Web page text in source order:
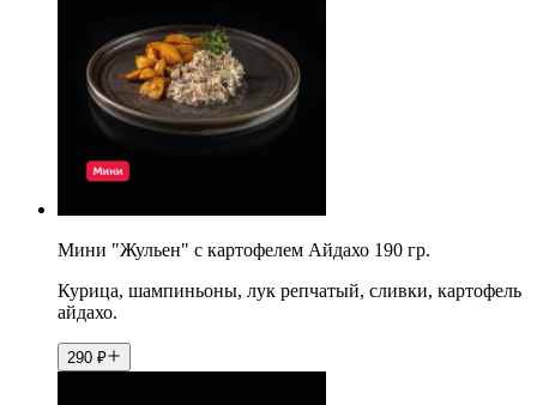
Мини "Жульен" с картофелем Айдахо 190 гр.
Курица, шампиньоны, лук репчатый, сливки, картофель
айдахо.
290 ₽